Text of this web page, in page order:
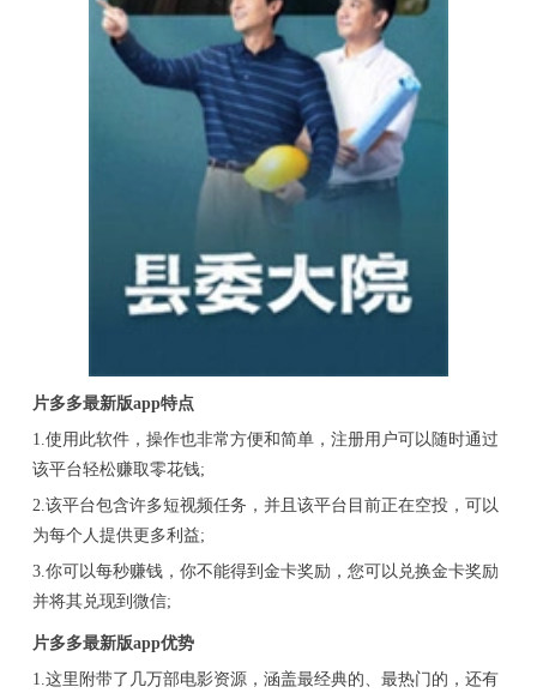
片多多最新版app特点
1.使用此软件，操作也非常方便和简单，注册用户可以随时通过
该平台轻松赚取零花钱;
2.该平台包含许多短视频任务，并且该平台目前正在空投，可以
为每个人提供更多利益;
3.你可以每秒赚钱，你不能得到金卡奖励，您可以兑换金卡奖励
并将其兑现到微信;
片多多最新版app优势
1.这里附带了几万部电影资源，涵盖最经典的、最热门的，还有